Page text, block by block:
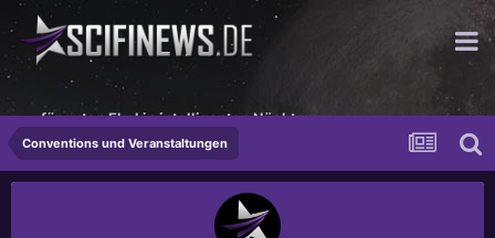
...für guten Ekel in intelligenten Nächten
Conventions und Veranstaltungen